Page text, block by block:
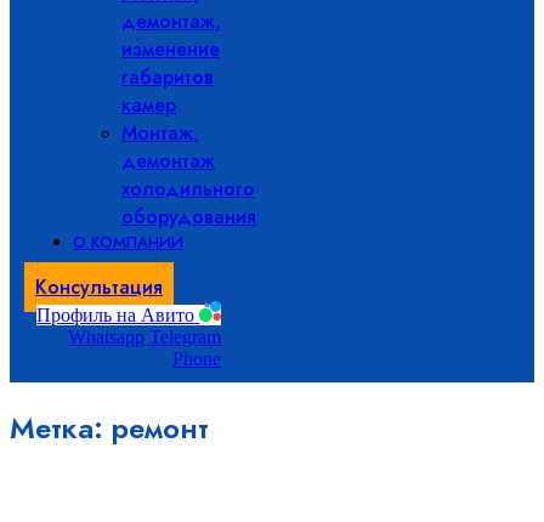
демонтаж,
изменение
габаритов
камер
Монтаж,
демонтаж
холодильного
оборудования
О КОМПАНИИ
Консультация
Профиль на Авито
Whatsapp Telegram
Phone
Метка: ремонт